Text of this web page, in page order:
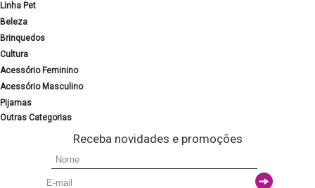
Linha Pet
Beleza
Brinquedos
Cultura
Acessório Feminino
Acessório Masculino
Pijamas
Outras Categorias
Receba novidades e promoções